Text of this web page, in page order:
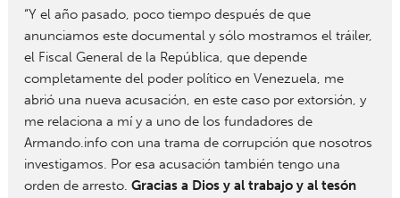
“Y el año pasado, poco tiempo después de que
anunciamos este documental y sólo mostramos el tráiler,
el Fiscal General de la República, que depende
completamente del poder político en Venezuela, me
abrió una nueva acusación, en este caso por extorsión, y
me relaciona a mí y a uno de los fundadores de
Armando.info con una trama de corrupción que nosotros
investigamos. Por esa acusación también tengo una
orden de arresto. Gracias a Dios y al trabajo y al tesón